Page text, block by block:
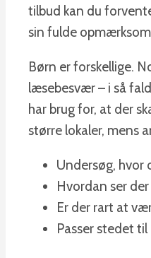
tilbud kan du
sin fulde
Børn er forskellige.
læsebesvær – i så
har brug for, at der
større lokaler, mens
Undersøg, hvor
Hvordan ser
Er der rart at
Passer stedet